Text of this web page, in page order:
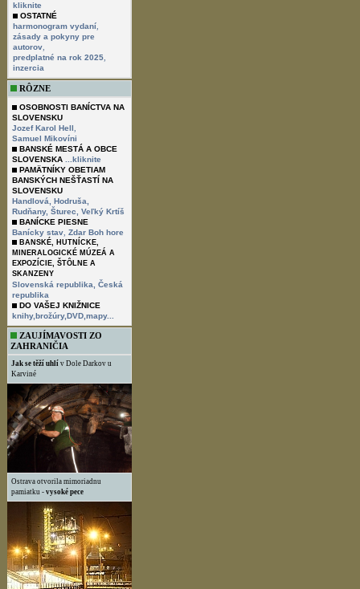
kliknite
OSTATNÉ
harmonogram vydaní
zásady a pokyny pre
autorov
predplatné na rok 2025
inzercia
RÔZNE
OSOBNOSTI BANÍCTVA NA
SLOVENSKU
Jozef Karol Hell
Samuel Mikovíni
BANSKÉ MESTÁ A OBCE
SLOVENSKA
...kliknite
PAMÄTNÍKY OBETIAM
BANSKÝCH NEŠŤASTÍ NA
SLOVENSKU
Handlová,
Hodruša,
Rudňany, Šturec,
Veľký Krtíš
BANÍCKE PIESNE
Banícky stav Zdar Boh hore
BANSKÉ, HUTNÍCKE,
MINERALOGICKÉ MÚZEÁ A
EXPOZÍCIE, ŠTÔLNE A
SKANZENY
Slovenská republika,
Česká
republika
DO VAŠEJ KNIŽNICE
knihy,brožúry,DVD,mapy...
ZAUJÍMAVOSTI ZO
ZAHRANIČIA
Jak se těží uhlí v Dole Darkov u
Karviné
Ostrava otvorila mimoriadnu
pamiatku - vysoké pece